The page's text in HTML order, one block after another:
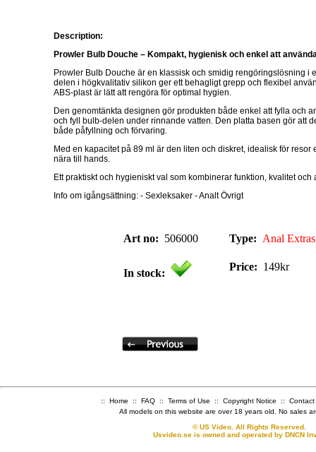
Description:
Prowler Bulb Douche – Kompakt, hygienisk och enkel att
Prowler Bulb Douche är en klassisk och smidig rengöringslösning i
delen i högkvalitativ silikon ger ett behagligt grepp och flexibel
ABS-plast är lätt att rengöra för optimal hygien.
Den genomtänkta designen gör produkten både enkel att fylla och
och fyll bulb-delen under rinnande vatten. Den platta basen gör att
både påfyllning och förvaring.
Med en kapacitet på 89 ml är den liten och diskret, idealisk för
nära till hands.
Ett praktiskt och hygieniskt val som kombinerar funktion, kvalitet
Info om igångsättning: - Sexleksaker - Analt Övrigt
Art no: 506000
In stock:
Type: Anal Extras
Price: 149kr
:: Home :: FAQ:: Terms of Use :: Copyright Notice :: Contact
All models on this website are over 18 years old. No sales
© US Video. All Rights Reserved.
Usvideo.se is owned and operated by DNCN